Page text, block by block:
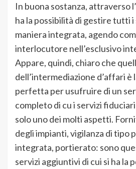
In buona sostanza, attraverso
ha la possibilità di gestire tutti
maniera integrata, agendo
interlocutore nell’esclusivo
Appare, quindi, chiaro che
dell’intermediazione d’affari è
perfetta per usufruire di un
completo di cu i servizi
solo uno dei molti aspetti.
degli impianti, vigilanza di tipo
integrata, portierato: sono
servizi aggiuntivi di cui si ha la